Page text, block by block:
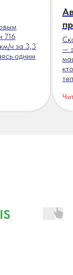
716
ч за 3,3
одним
—